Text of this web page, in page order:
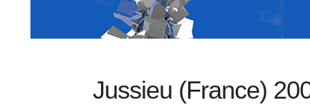
Jussieu (France)